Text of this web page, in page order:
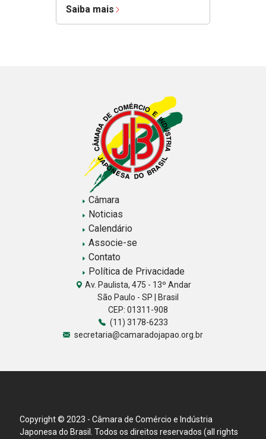
Saiba mais
Câmara
Noticias
Calendário
Associe-se
Contato
Política de Privacidade
Av. Paulista, 475 - 13º Andar
São Paulo - SP | Brasil
CEP: 01311-908
(11) 3178-6233
secretaria@camaradojapao.org.br
Copyright © 2023 - Câmara de Comércio e Indústria
Japonesa do Brasil. Todos os direitos reservados (all rights